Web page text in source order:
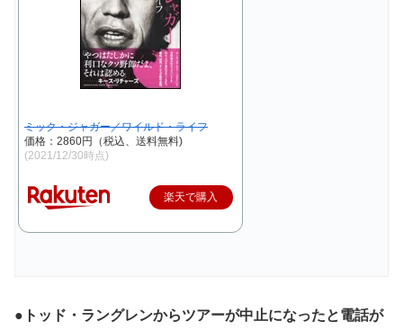
ミック・ジャガー／ワイルド・ライフ
価格：2860円（税込、送料無料)
(2021/12/30時点)
楽天で購入
●トッド・ラングレンからツアーが中止になったと電話が